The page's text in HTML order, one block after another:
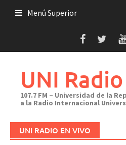
Menú Superior
UNI Radio
107.7 FM – Universidad de la
a la Radio Internacional
UNI RADIO EN VIVO